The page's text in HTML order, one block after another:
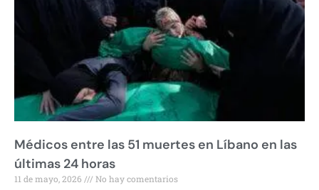
Médicos entre las 51 muertes en Líbano en las
últimas 24 horas
11 de mayo, 2026 No hay comentarios